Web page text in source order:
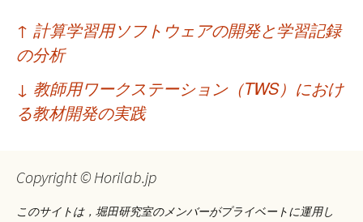
投
稿
ナ
ビ
ー
↑ 計算学習用ソフトウェアの開発と学習記録
の分析
↓ 教師用ワークステーション（TWS）におけ
る教材開発の実践
Copyright © Horilab.jp
このサイトは，堀田研究室のメンバーがプライベートに運用し